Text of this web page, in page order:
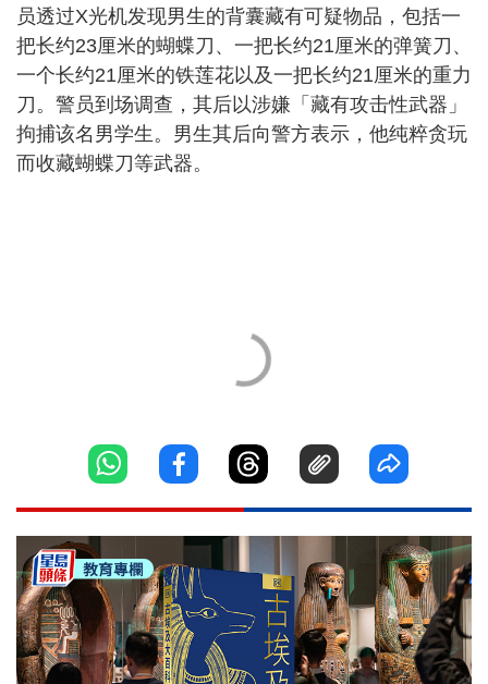
员透过X光机发现男生的背囊藏有可疑物品，包括一
把长约23厘米的蝴蝶刀、一把长约21厘米的弹簧刀、
一个长约21厘米的铁莲花以及一把长约21厘米的重力
刀。警员到场调查，其后以涉嫌「藏有攻击性武器」
拘捕该名男学生。男生其后向警方表示，他纯粹贪玩
而收藏蝴蝶刀等武器。